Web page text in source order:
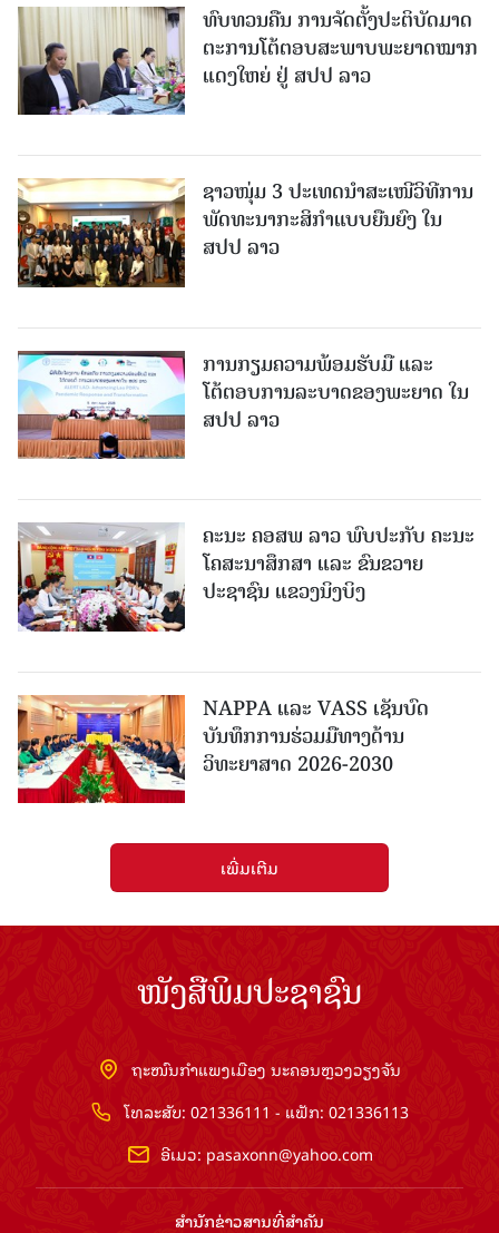
ທົບທວນຄືນ ການຈັດຕັ້ງປະຕິບັດມາດ
ຕະການໂຕ້ຕອບສະພາບພະຍາດໝາກ
ແດງໃຫຍ່ ຢູ່ ສປປ ລາວ
ຊາວໜຸ່ມ 3 ປະເທດນຳສະເໜີວິທີການ
ພັດທະນາກະສິກຳແບບຍືນຍົງ ໃນ
ສປປ ລາວ
ການກຽມຄວາມພ້ອມຮັບມື ແລະ
ໂຕ້ຕອບການລະບາດຂອງພະຍາດ ໃນ
ສປປ ລາວ
ຄະນະ ຄອສພ ລາວ ພົບປະກັບ ຄະນະ
ໂຄສະນາສຶກສາ ແລະ ຂົນຂວາຍ
ປະຊາຊົນ ແຂວງນິງບິງ
NAPPA ແລະ VASS ເຊັນບົດ
ບັນທຶກການຮ່ວມມືທາງດ້ານ
ວິທະຍາສາດ 2026-2030
ເພີ່ມເຕີມ
ໜັງສືພິມປະຊາຊົນ
ຖະໜົນກຳແພງເມືອງ ນະຄອນຫຼວງວຽງຈັນ
ໂທລະສັບ: 021336111 - ແຟັກ: 021336113
ອີເມວ: pasaxonn@yahoo.com
ສຳ​ນັກ​ຂ່າວ​ສານ​ທີ່​ສຳ​ຄັນ​